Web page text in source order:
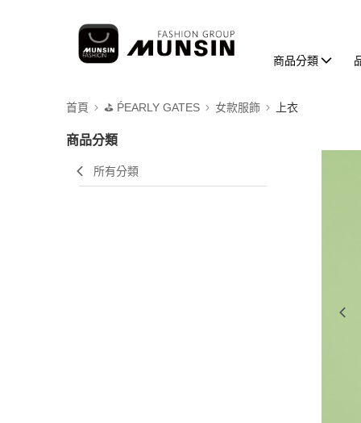
商品分類
首頁 ⛳️ ṔEARLY GATES 女款服飾 上衣
商品分類
所有分類